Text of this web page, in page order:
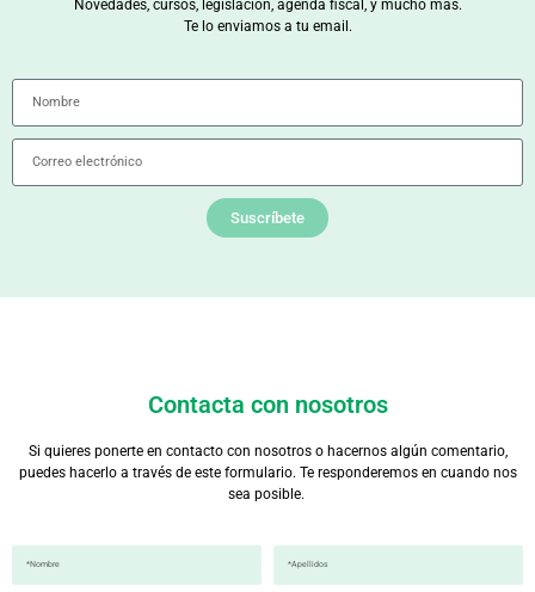
Novedades, cursos, legislación, agenda fiscal, y mucho más.
Te lo enviamos a tu email.
Suscríbete
Contacta con nosotros
Si quieres ponerte en contacto con nosotros o hacernos algún comentario,
puedes hacerlo a través de este formulario. Te responderemos en cuando nos
sea posible.